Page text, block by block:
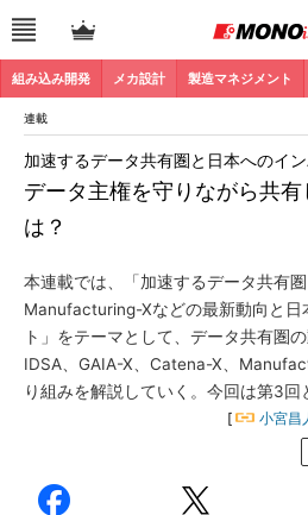
組み込み開発 メカ設計 製造マネジメント
連載
データ主権を守りながら共有
は？
加速するデータ共有圏と日本へのイン
本連載では、「加速するデータ共有
Manufacturing-Xなどの最新動向と日
ト」をテーマとして、データ共有圏
IDSA、GAIA-X、Catena-X、
り組みを解説していく。今回は第3回
[ 小宮昌